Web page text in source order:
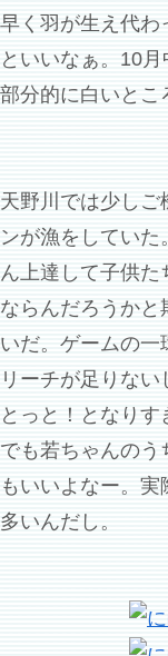
早く羽が生え代わ
といいなぁ。10
部分的に白いとこ
天野川では少しご
ンが漁をしてい
ん上達して子供
ならんだろうかと
いだ。ゲームの一
リーチが足りな
とっと！となりす
でも若ちゃんのう
もいいよなー。
多いんだし。